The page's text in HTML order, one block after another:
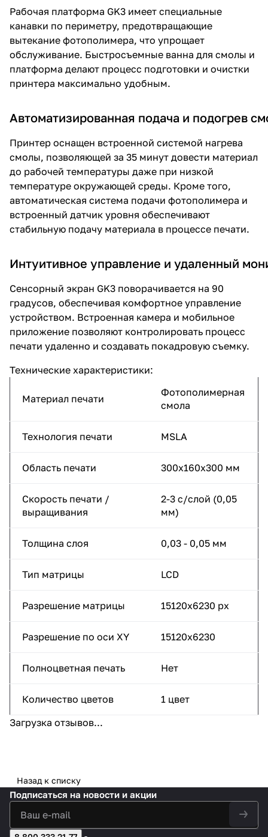
Рабочая платформа GK3 имеет специальные
канавки по периметру, предотвращающие
вытекание фотополимера, что упрощает
обслуживание. Быстросъемные ванна для смолы и
платформа делают процесс подготовки и очистки
принтера максимально удобным.
Автоматизированная подача и подогрев
Принтер оснащен встроенной системой нагрева
смолы, позволяющей за 35 минут довести материал
до рабочей температуры даже при низкой
температуре окружающей среды. Кроме того,
автоматическая система подачи фотополимера и
встроенный датчик уровня обеспечивают
стабильную подачу материала в процессе печати.
Интуитивное управление и удаленный
Сенсорный экран GK3 поворачивается на 90
градусов, обеспечивая комфортное управление
устройством. Встроенная камера и мобильное
приложение позволяют контролировать процесс
печати удаленно и создавать покадровую съемку.
Технические характеристики:
Материал печати
Фотополимерная
смола
Технология печати MSLA
Область печати 300х160х300 мм
Скорость печати /
выращивания
2-3 с/слой (0,05
мм)
Толщина слоя 0,03 - 0,05 мм
Тип матрицы LCD
Разрешение матрицы 15120х6230 px
Разрешение по оси XY 15120х6230
Полноцветная печать Нет
Количество цветов
1 цвет
Загрузка отзывов...
Назад к списку
Подписаться на новости и акции